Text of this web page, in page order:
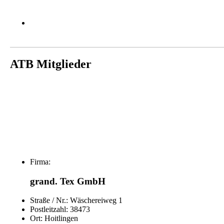
ATB Mitglieder
Firma:
grand. Tex GmbH
Straße / Nr.: Wäschereiweg 1
Postleitzahl: 38473
Ort: Hoitlingen